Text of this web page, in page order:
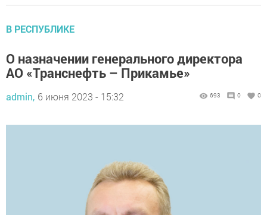
В РЕСПУБЛИКЕ
О назначении генерального директора
АО «Транснефть – Прикамье»
admin, 6 июня 2023 - 15:32 693 0 0